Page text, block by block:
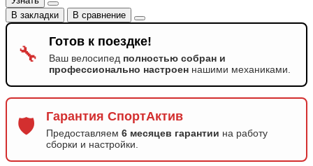
В закладки
В сравнение
🔧
Готов к поездке!
Ваш велосипед полностью собран и
профессионально настроен нашими механиками.
🛡️ Гарантия СпортАктив
Предоставляем 6 месяцев гарантии на работу
сборки и настройки.